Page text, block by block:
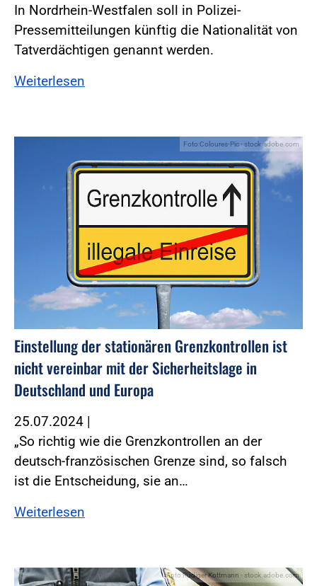
In Nordrhein-Westfalen soll in Polizei-
Pressemitteilungen künftig die Nationalität von
Tatverdächtigen genannt werden.
Weiterlesen
Foto:Coloures-Pic - stock.adobe.com
Einstellung der stationären Grenzkontrollen ist
nicht vereinbar mit der Sicherheitslage in
Deutschland und Europa
25.07.2024 |
„So richtig wie die Grenzkontrollen an der
deutsch-französischen Grenze sind, so falsch
ist die Entscheidung, sie an…
Weiterlesen
Foto:Rüdiger Kottmann - stock.adobe.com